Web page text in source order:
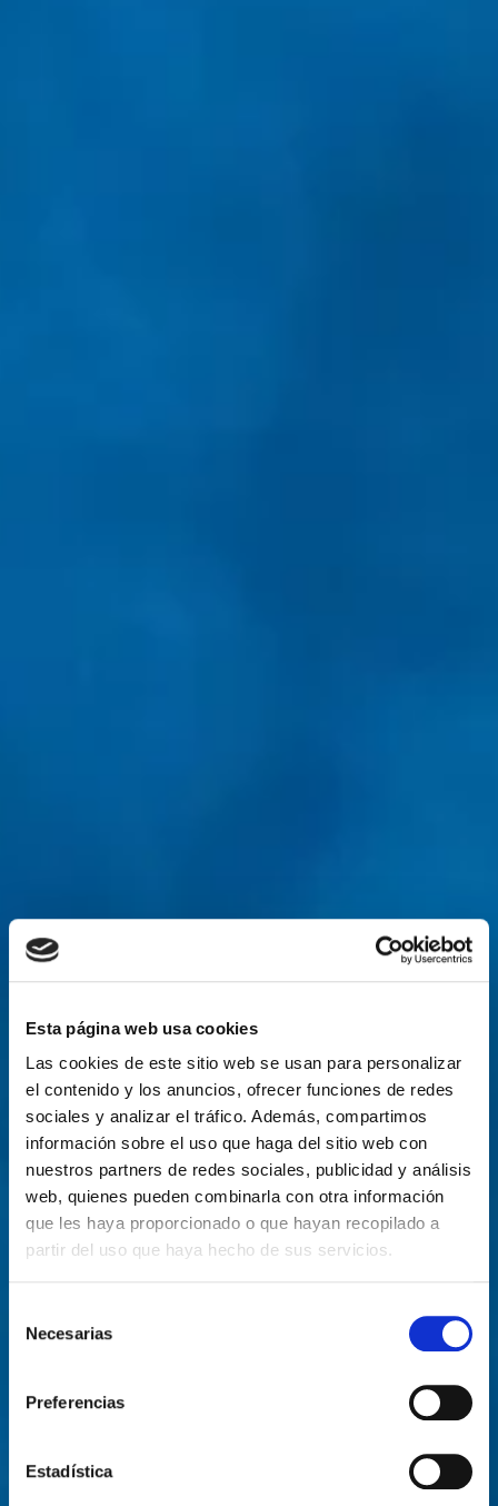
Esta página web usa cookies
Las cookies de este sitio web se usan para personalizar
el contenido y los anuncios, ofrecer funciones de redes
sociales y analizar el tráfico. Además, compartimos
información sobre el uso que haga del sitio web con
nuestros partners de redes sociales, publicidad y análisis
web, quienes pueden combinarla con otra información
que les haya proporcionado o que hayan recopilado a
partir del uso que haya hecho de sus servicios.
Necesarias
Preferencias
Estadística